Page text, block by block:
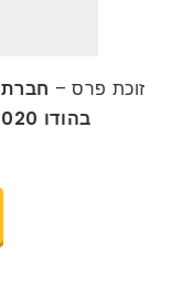
זוכת פרס – חברת
בהודו 2020